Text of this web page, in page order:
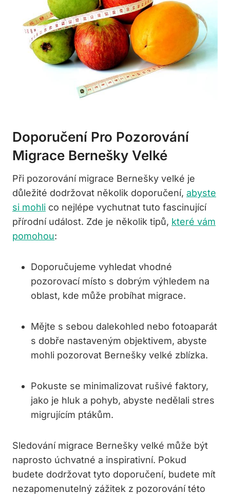
Doporučení Pro Pozorování
Migrace Bernešky Velké
Při pozorování migrace Bernešky velké je
důležité dodržovat několik doporučení, abyste
si mohli co nejlépe vychutnat tuto fascinující
přírodní událost. Zde je několik tipů, které vám
pomohou:
Doporučujeme vyhledat vhodné
pozorovací místo s dobrým výhledem na
oblast, kde může probíhat migrace.
Mějte s sebou dalekohled nebo fotoaparát
s dobře nastaveným objektivem, abyste
mohli pozorovat Bernešky velké zblízka.
Pokuste se minimalizovat rušivé faktory,
jako je hluk a pohyb, abyste nedělali stres
migrujícím ptákům.
Sledování migrace Bernešky velké může být
naprosto úchvatné a inspirativní. Pokud
budete dodržovat tyto doporučení, budete mít
nezapomenutelný zážitek z pozorování této